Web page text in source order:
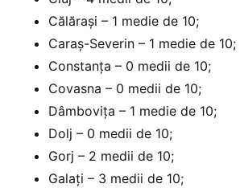
Călărași – 1 medie de 10;
Caraș-Severin – 1 medie de 10;
Constanța – 0 medii de 10;
Covasna – 0 medii de 10;
Dâmbovița – 1 medie de 10;
Dolj – 0 medii de 10;
Gorj – 2 medii de 10;
Galați – 3 medii de 10;